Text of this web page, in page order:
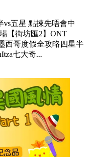
vs五星 點揀先唔會中
【街坊匯2】ONT
西哥度假全攻略四星半
七大奇...